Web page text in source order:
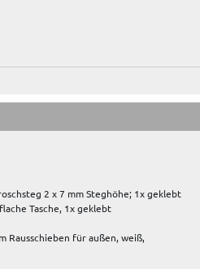
2 x 7 mm Steghöhe; 1x geklebt
Tasche, 1x geklebt
Rausschieben für außen, weiß,